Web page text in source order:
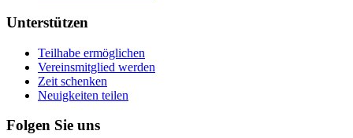
Unterstützen
Teilhabe ermöglichen
Vereinsmitglied werden
Zeit schenken
Neuigkeiten teilen
Folgen Sie uns